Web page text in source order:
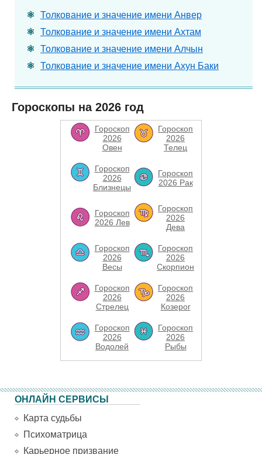
Толкование и значение имени Анвер
Толкование и значение имени Ахтам
Толкование и значение имени Алчын
Толкование и значение имени Ахун Баки
Гороскопы на 2026 год
Гороскоп
2026
Овен
Гороскоп
2026
Телец
Гороскоп
2026
Близнецы
Гороскоп
2026 Рак
Гороскоп
2026 Лев
Гороскоп
2026
Дева
Гороскоп
2026
Весы
Гороскоп
2026
Скорпион
Гороскоп
2026
Стрелец
Гороскоп
2026
Козерог
Гороскоп
2026
Водолей
Гороскоп
2026
Рыбы
ОНЛАЙН СЕРВИСЫ
Карта судьбы
Психоматрица
Карьерное призвание